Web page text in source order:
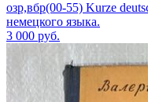
озр,вбр(00-55) Kurze
немецкого языка.
3 000 руб.